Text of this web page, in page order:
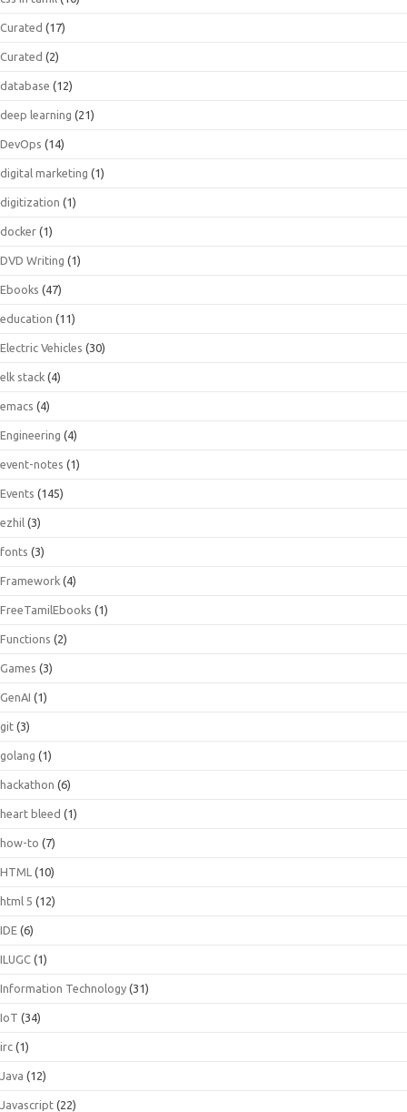
Curated (17)
Curated (2)
database (12)
deep learning (21)
DevOps (14)
digital marketing (1)
digitization (1)
docker (1)
DVD Writing (1)
Ebooks (47)
education (11)
Electric Vehicles (30)
elk stack (4)
emacs (4)
Engineering (4)
event-notes (1)
Events (145)
ezhil (3)
fonts (3)
Framework (4)
FreeTamilEbooks (1)
Functions (2)
Games (3)
GenAI (1)
git (3)
golang (1)
hackathon (6)
heart bleed (1)
how-to (7)
HTML (10)
html 5 (12)
IDE (6)
ILUGC (1)
Information Technology (31)
IoT (34)
irc (1)
Java (12)
Javascript (22)